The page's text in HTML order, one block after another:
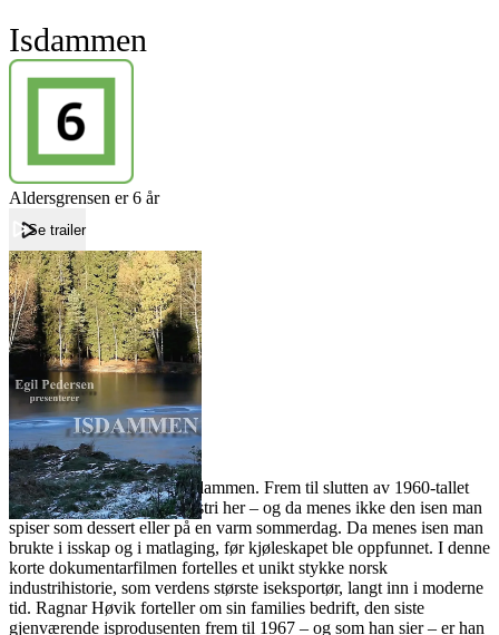
Isdammen
Aldersgrensen er 6 år
Se trailer
ForsideIsdammen
Isdammen
Forfatter:
Leverandør:
Norgesfilm AS
Lisens:
Ved Årvoll i Oslo ligger Isdammen. Frem til slutten av 1960-tallet
drev familien Høvik isindustri her – og da menes ikke den isen man
spiser som dessert eller på en varm sommerdag. Da menes isen man
brukte i isskap og i matlaging, før kjøleskapet ble oppfunnet. I denne
korte dokumentarfilmen fortelles et unikt stykke norsk
industrihistorie, som verdens største iseksportør, langt inn i moderne
tid. Ragnar Høvik forteller om sin families bedrift, den siste
gjenværende isprodusenten frem til 1967 – og som han sier – er han